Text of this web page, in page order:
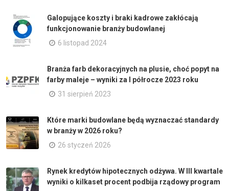
Galopujące koszty i braki kadrowe zakłócają
funkcjonowanie branży budowlanej
6 listopad 2024
Branża farb dekoracyjnych na plusie, choć popyt na
farby maleje – wyniki za I półrocze 2023 roku
31 sierpień 2023
Które marki budowlane będą wyznaczać standardy
w branży w 2026 roku?
26 styczeń 2026
Rynek kredytów hipotecznych odżywa. W III kwartale
wyniki o kilkaset procent podbija rządowy program